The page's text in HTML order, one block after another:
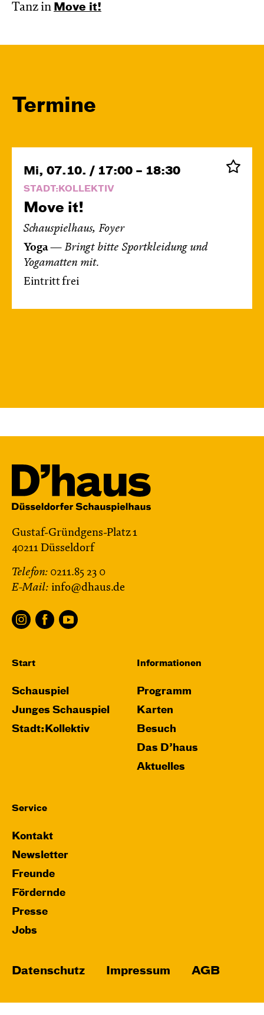
Tanz in Move it!
Termine
Mi, 07.10. / 17:00 – 18:30
STADT:KOLLEKTIV
Move it!
Schauspielhaus, Foyer
Yoga—Bringt bitte Sportkleidung und
Yogamatten mit.
Eintritt frei
Gustaf-Gründgens-Platz 1
40211 Düsseldorf
Telefon: 0211.85 23 0
E-Mail: info@dhaus.de
Start
Schauspiel
Junges Schauspiel
Stadt:Kollektiv
Informationen
Programm
Karten
Besuch
Das D’haus
Aktuelles
Service
Kontakt
Newsletter
Freunde
Fördernde
Presse
Jobs
Datenschutz Impressum AGB